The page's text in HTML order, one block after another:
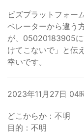
ビズプラットフォー
ペレーターから違う
が、05020183905
けてこないで」と伝
幸いです。
2023年11月27日 04
どこからか：不明
目的：不明